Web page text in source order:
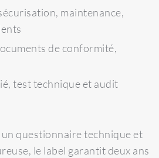
maintenance,
de conformité,
test technique et audit
un questionnaire technique et
le label garantit deux ans